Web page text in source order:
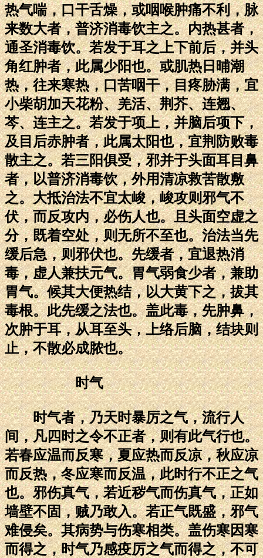
热气喘，口干舌燥，或咽喉肿痛不利，脉
来数大者，普济消毒饮主之。内热甚者，
通圣消毒饮。若发于耳之上下前后，并头
角红肿者，此属少阳也。或肌热日晡潮
热，往来寒热，口苦咽干，目疼胁满，宜
小柴胡加天花粉、羌活、荆芥、连翘、
芩、连主之。若发于项上，并脑后项下，
及目后赤肿者，此属太阳也，宜荆防败毒
散主之。若三阳俱受，邪并于头面耳目鼻
者，以普济消毒饮，外用清凉救苦散敷
之。大抵治法不宜太峻，峻攻则邪气不
伏，而反攻内，必伤人也。且头面空虚之
分，既着空处，则无所不至也。治法当先
缓后急，则邪伏也。先缓者，宜退热消
毒，虚人兼扶元气。胃气弱食少者，兼助
胃气。候其大便热结，以大黄下之，拔其
毒根。此先缓之法也。盖此毒，先肿鼻，
次肿于耳，从耳至头，上络后脑，结块则
止，不散必成脓也。
时气
时气者，乃天时暴厉之气，流行人
间，凡四时之令不正者，则有此气行也。
若春应温而反寒，夏应热而反凉，秋应凉
而反热，冬应寒而反温，此时行不正之气
也。邪伤真气，若近秽气而伤真气，正如
墙壁不固，贼乃敢入。若正气既盛，邪气
难侵矣。其病势与伤寒相类。盖伤寒因寒
而得之，时气乃感疫厉之气而得之，不可